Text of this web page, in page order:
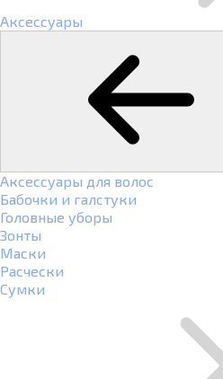
Аксессуары
Аксессуары для волос
Бабочки и галстуки
Головные уборы
Зонты
Маски
Расчески
Сумки